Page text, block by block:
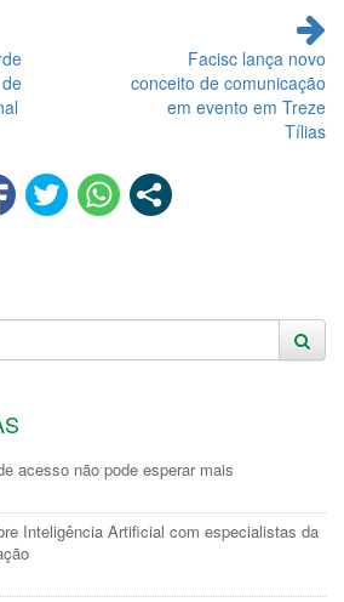
Facisc lança novo
conceito de comunicação
em evento em Treze
Tílias
acesso não pode esperar mais
Inteligência Artificial com especialistas da